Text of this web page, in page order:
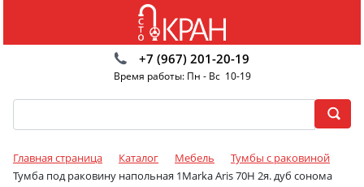
+7 (967) 201-20-19
Время работы: Пн - Вс 10-19
Главная страница Каталог Мебель
Тумбы с раковиной
Тумба под раковину напольная 1Marka Aris 70Н 2я. дуб сонома